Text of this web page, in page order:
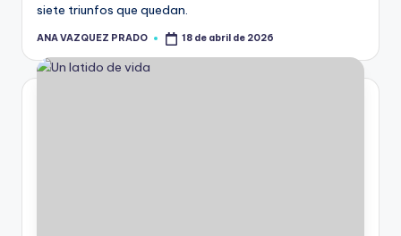
siete triunfos que quedan.
ANA VAZQUEZ PRADO 18 de abril de 2026